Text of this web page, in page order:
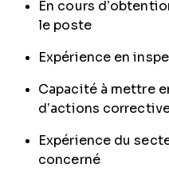
En cours
le poste
Expérience en
Capacité à mettre
d’actions
Expérience du
concerné